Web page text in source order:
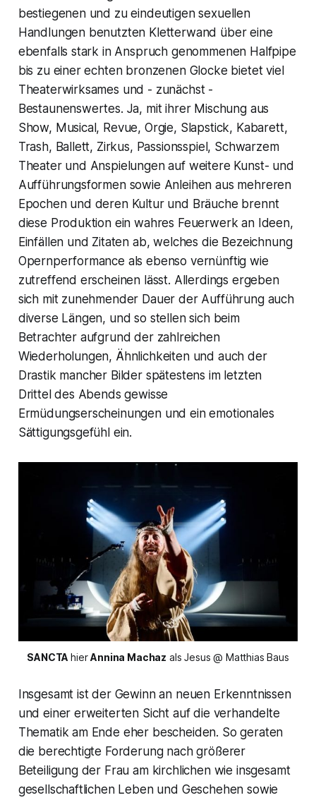
bestiegenen und zu eindeutigen sexuellen
Handlungen benutzten Kletterwand über eine
ebenfalls stark in Anspruch genommenen Halfpipe
bis zu einer echten bronzenen Glocke bietet viel
Theaterwirksames und - zunächst -
Bestaunenswertes. Ja, mit ihrer Mischung aus
Show, Musical, Revue, Orgie, Slapstick, Kabarett,
Trash, Ballett, Zirkus, Passionsspiel, Schwarzem
Theater und Anspielungen auf weitere Kunst- und
Aufführungsformen sowie Anleihen aus mehreren
Epochen und deren Kultur und Bräuche brennt
diese Produktion ein wahres Feuerwerk an Ideen,
Einfällen und Zitaten ab, welches die Bezeichnung
Opernperformance als ebenso vernünftig wie
zutreffend erscheinen lässt. Allerdings ergeben
sich mit zunehmender Dauer der Aufführung auch
diverse Längen, und so stellen sich beim
Betrachter aufgrund der zahlreichen
Wiederholungen, Ähnlichkeiten und auch der
Drastik mancher Bilder spätestens im letzten
Drittel des Abends gewisse
Ermüdungserscheinungen und ein emotionales
Sättigungsgefühl ein.
SANCTA hier Annina Machaz als Jesus @ Matthias Baus
Insgesamt ist der Gewinn an neuen Erkenntnissen
und einer erweiterten Sicht auf die verhandelte
Thematik am Ende eher bescheiden. So geraten
die berechtigte Forderung nach größerer
Beteiligung der Frau am kirchlichen wie insgesamt
gesellschaftlichen Leben und Geschehen sowie